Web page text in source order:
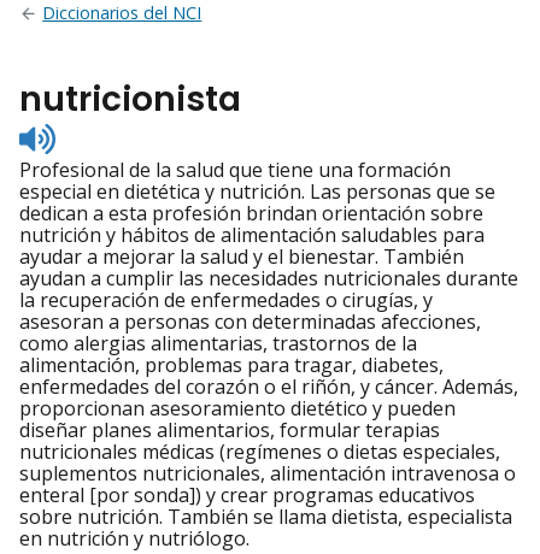
Diccionarios del NCI
nutricionista
Listen
to
pronunciation
Profesional de la salud que tiene una formación
especial en dietética y nutrición. Las personas que se
dedican a esta profesión brindan orientación sobre
nutrición y hábitos de alimentación saludables para
ayudar a mejorar la salud y el bienestar. También
ayudan a cumplir las necesidades nutricionales durante
la recuperación de enfermedades o cirugías, y
asesoran a personas con determinadas afecciones,
como alergias alimentarias, trastornos de la
alimentación, problemas para tragar, diabetes,
enfermedades del corazón o el riñón, y cáncer. Además,
proporcionan asesoramiento dietético y pueden
diseñar planes alimentarios, formular terapias
nutricionales médicas (regímenes o dietas especiales,
suplementos nutricionales, alimentación intravenosa o
enteral [por sonda]) y crear programas educativos
sobre nutrición. También se llama dietista, especialista
en nutrición y nutriólogo.